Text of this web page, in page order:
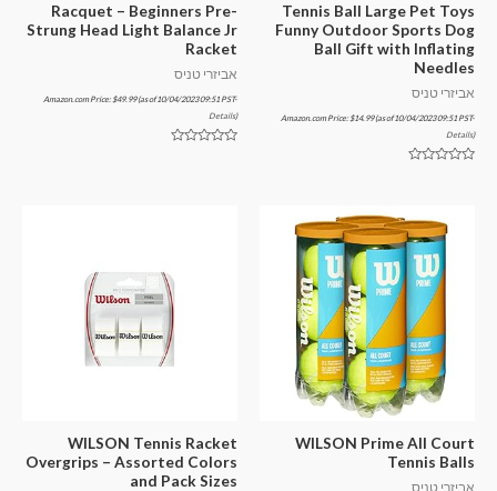
Tennis Ball Large Pet Toys
Funny Outdoor Sports Dog
Ball Gift with Inflating
Needles
אביזרי טניס
Amazon.com Price:$14.99(as of 10/04/2023 09:51 PST-
Details)
Racquet – Beginners Pre-
Strung Head Light Balance Jr
Racket
אביזרי טניס
Amazon.com Price:$49.99(as of 10/04/2023 09:51 PST-
Details)
WILSON Prime All Court
Tennis Balls
אביזרי טניס
WILSON Tennis Racket
Overgrips – Assorted Colors
and Pack Sizes